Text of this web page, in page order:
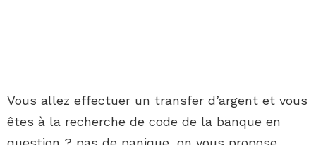
Vous allez effectuer un transfer d’argent et vous
êtes à la recherche de code de la banque en